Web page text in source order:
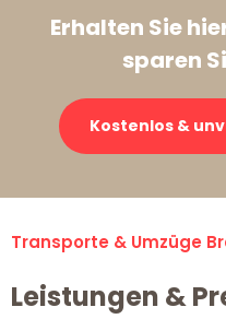
Erhalten Sie
sparen
Kostenlos &
Transporte & Umzüge
Leistungen &